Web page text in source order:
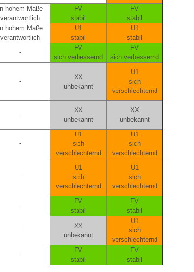
In hohem Maße
verantwortlich
FV
stabil
FV
stabil
In hohem Maße
verantwortlich
U1
stabil
U1
stabil
-
FV
sich verbessernd
FV
sich verbessernd
-
XX
unbekannt
U1
sich
verschlechternd
-
XX
unbekannt
XX
unbekannt
-
U1
sich
verschlechternd
U1
sich
verschlechternd
-
U1
sich
verschlechternd
U1
sich
verschlechternd
-
FV
stabil
FV
stabil
-
XX
unbekannt
U1
sich
verschlechternd
-
FV
stabil
FV
stabil